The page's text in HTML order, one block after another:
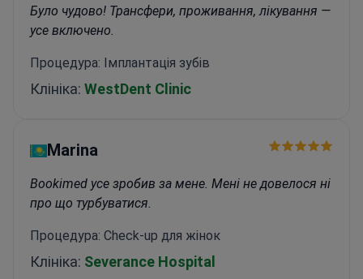
Було чудово! Трансфери, проживання, лікування —
усе включено.
Процедура: Імплантація зубів
Клініка: WestDent Clinic
Marina
Bookimed усе зробив за мене. Мені не довелося ні
про що турбуватися.
Процедура: Check-up для жінок
Клініка: Severance Hospital